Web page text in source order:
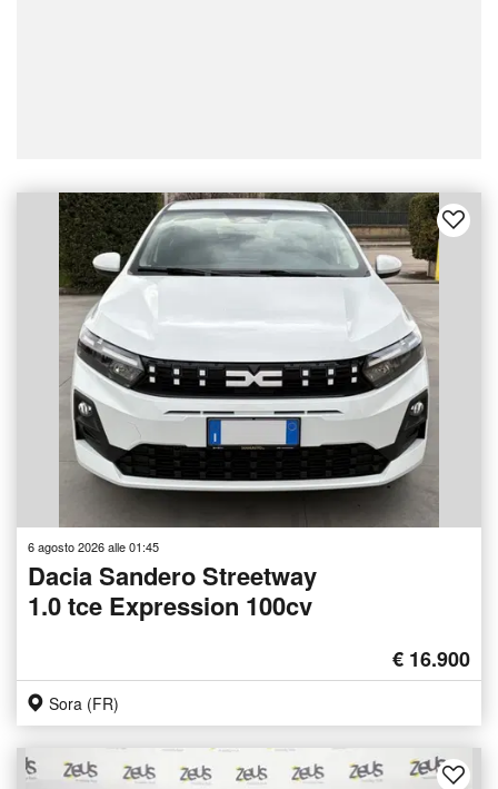
6 agosto 2026 alle 01:45
Dacia Sandero Streetway
1.0 tce Expression 100cv
€ 16.900
Sora (FR)